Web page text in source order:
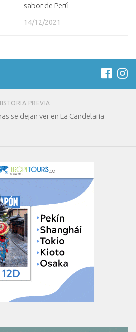
sabor de Perú
14/12/2021
PREVIA
se dejan ver en La Candelaria